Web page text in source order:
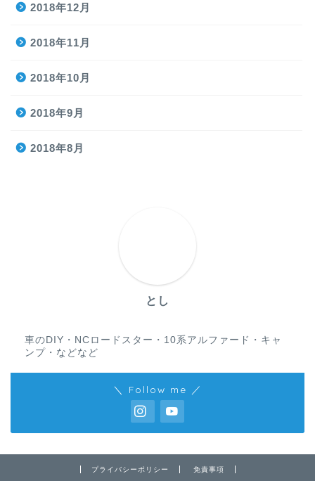
2018年12月
2018年11月
2018年10月
2018年9月
2018年8月
とし
車のDIY・NCロードスター・10系アルファード・キャ
ンプ・などなど
＼ Follow me ／
プライバシーポリシー 免責事項